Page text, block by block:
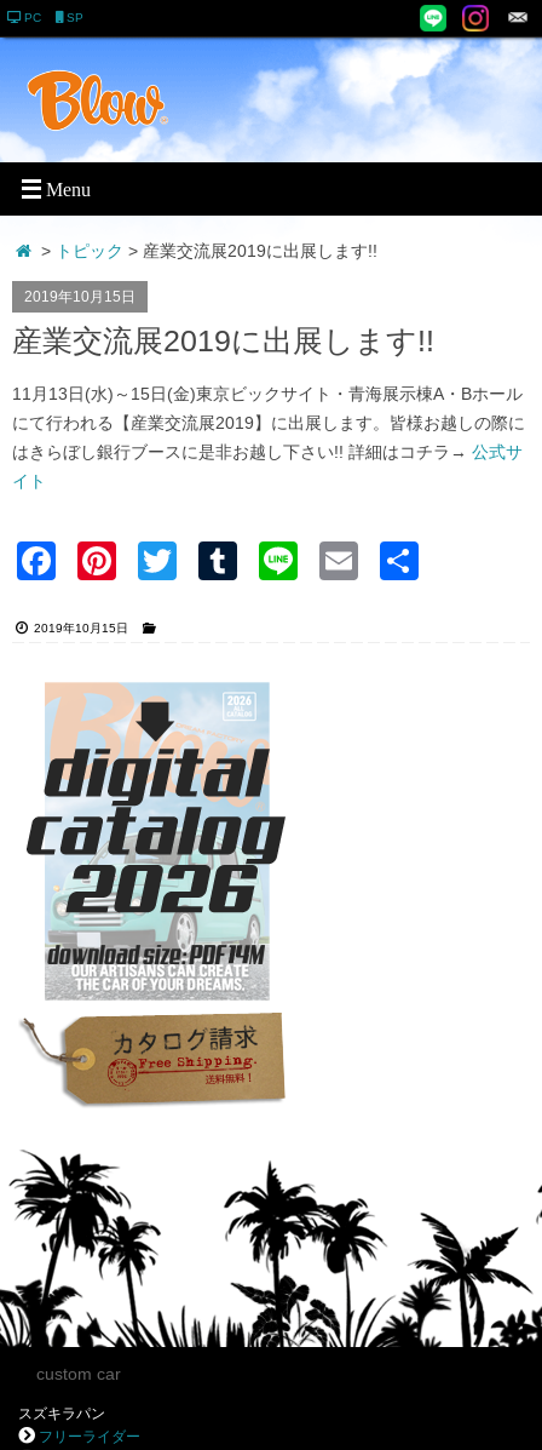
PC SP
> トピック > 産業交流展2019に出展します!!
2019年10月15日
産業交流展2019に出展します!!
11月13日(水)～15日(金)東京ビックサイト・青海展示棟A・Bホール
にて行われる【産業交流展2019】に出展します。皆様お越しの際に
はきらぼし銀行ブースに是非お越し下さい!! 詳細はコチラ→ 公式サ
イト
Faceb Pinter Twitter Tumblr Line Email
2019年10月15日
custom car
スズキラパン
フリーライダー